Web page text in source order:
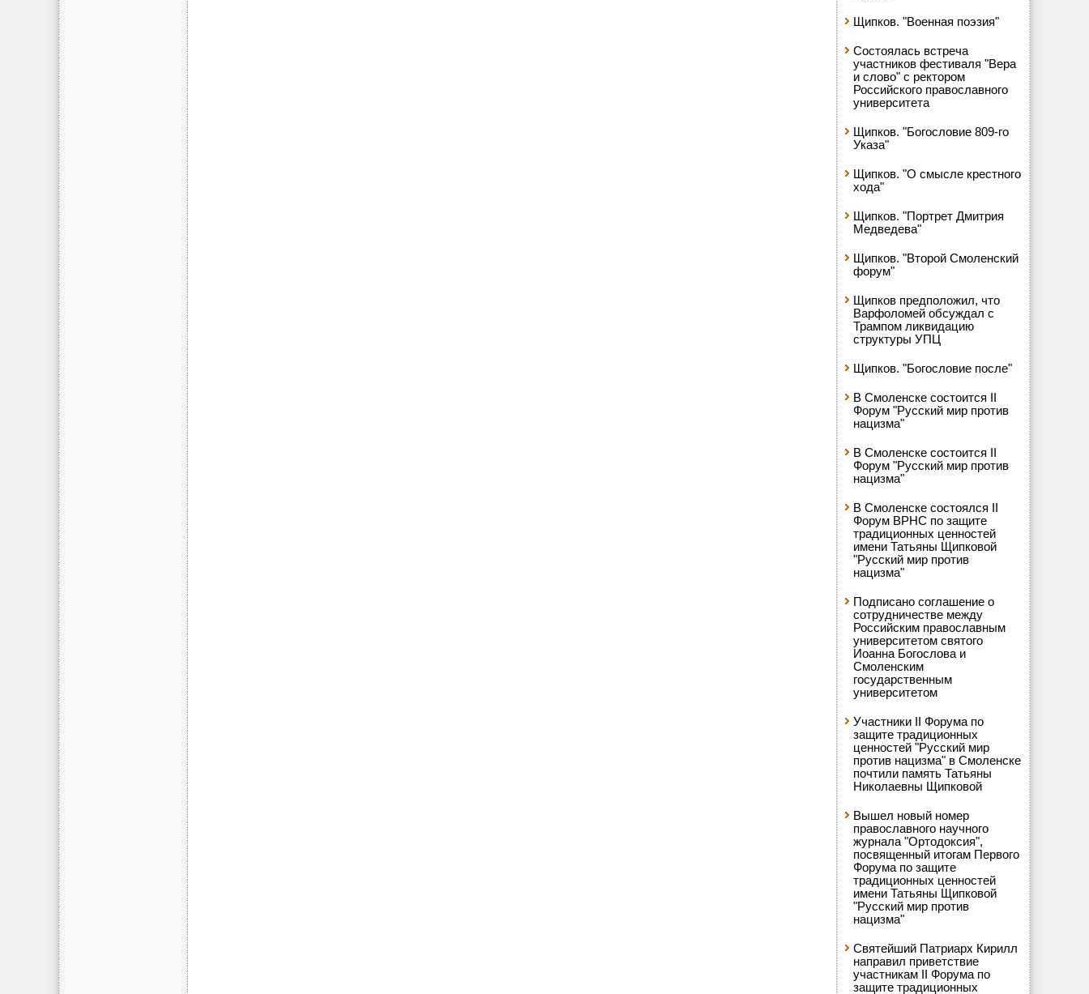
Щипков. "Военная поэзия"
Состоялась встреча
участников фестиваля "Вера
и слово" с ректором
Российского православного
университета
Щипков. "Богословие 809-го
Указа"
Щипков. "О смысле крестного
хода"
Щипков. "Портрет Дмитрия
Медведева"
Щипков. "Второй Смоленский
форум"
Щипков предположил, что
Варфоломей обсуждал с
Трампом ликвидацию
структуры УПЦ
Щипков. "Богословие после"
В Смоленске состоится II
Форум "Русский мир против
нацизма"
В Смоленске состоится II
Форум "Русский мир против
нацизма"
В Смоленске состоялся II
Форум ВРНС по защите
традиционных ценностей
имени Татьяны Щипковой
"Русский мир против
нацизма"
Подписано соглашение о
сотрудничестве между
Российским православным
университетом святого
Иоанна Богослова и
Смоленским
государственным
университетом
Участники II Форума по
защите традиционных
ценностей "Русский мир
против нацизма" в Смоленске
почтили память Татьяны
Николаевны Щипковой
Вышел новый номер
православного научного
журнала "Ортодоксия",
посвященный итогам Первого
Форума по защите
традиционных ценностей
имени Татьяны Щипковой
"Русский мир против
нацизма"
Святейший Патриарх Кирилл
направил приветствие
участникам II Форума по
защите традиционных